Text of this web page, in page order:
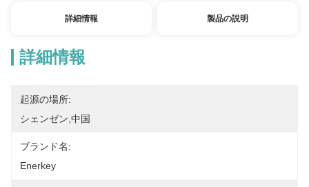
詳細情報 製品の説明
詳細情報
起源の場所:
シェンゼン,中国
ブランド名:
Enerkey